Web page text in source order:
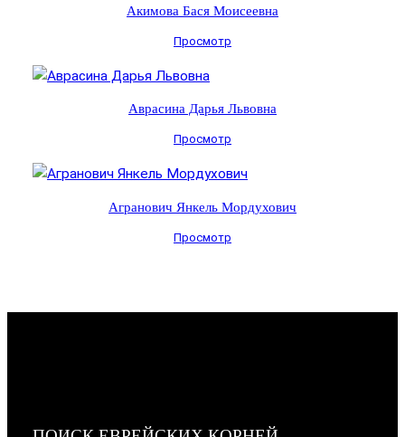
Акимова Бася Моисеевна
Просмотр
Аврасина Дарья Львовна
Просмотр
Агранович Янкель Мордухович
Просмотр